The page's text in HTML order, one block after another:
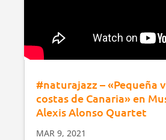
#naturajazz​ – «Pequeña
costas de Canaria» en
Alexis Alonso Quartet
MAR 9, 2021